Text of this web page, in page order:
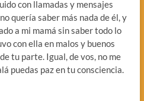
con llamadas y mensajes
quería saber más nada de él, y
a mi mamá sin saber todo lo
con ella en malos y buenos
tu parte. Igual, de vos, no me
puedas paz en tu consciencia.